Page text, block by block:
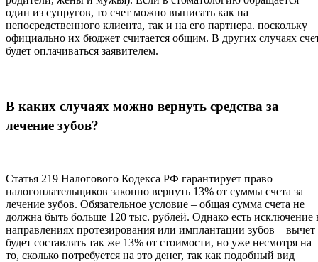
один из супругов, то счет можно выписать как на
непосредственного клиента, так и на его партнера. поскольку
официально их бюджет считается общим. В других случаях
будет оплачиваться заявителем.
В каких случаях можно вернуть средства за
лечение зубов?
Статья 219 Налогового Кодекса РФ гарантирует право
налогоплательщиков законно вернуть 13% от суммы счета за
лечение зубов. Обязательное условие – общая сумма счета не
должна быть больше 120 тыс. рублей. Однако есть исключение
направлениях протезирования или имплантации зубов – вычет
будет составлять так же 13% от стоимости, но уже несмотря на
то, сколько потребуется на это денег, так как подобный вид